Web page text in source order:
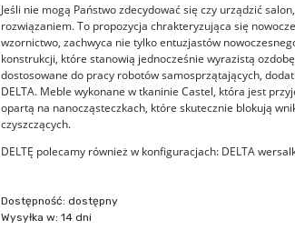
Jeśli nie mogą Państwo zdecydować się czy urządzić
rozwiązaniem. To propozycja chrakteryzująca się
wzornictwo, zachwyca nie tylko entuzjastów
konstrukcji, które stanowią jednocześnie wyrazistą
dostosowane do pracy robotów samosprzątających,
DELTA. Meble wykonane w tkaninie Castel, która jest
opartą na nanocząsteczkach, które skutecznie blokują
czyszczących.
DELTĘ polecamy również w konfiguracjach: DELTA
Dostępność: dostępny
Wysyłka w: 14 dni